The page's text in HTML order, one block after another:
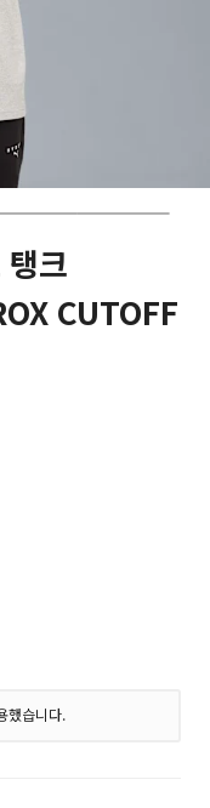
크
CUTOFF
했습니다.